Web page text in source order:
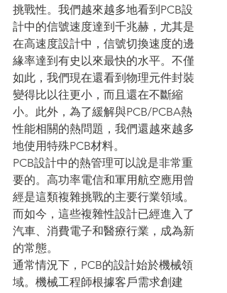
挑戰性。我們越來越多地看到PCB設
計中的信號速度達到千兆赫，尤其是
在高速度設計中，信號切換速度的邊
緣率達到有史以來最快的水平。不僅
如此，我們現在還看到物理元件封裝
變得比以往更小，而且還在不斷縮
小。此外，為了緩解與PCB/PCBA熱
性能相關的熱問題，我們還越來越多
地使用特殊PCB材料。
PCB設計中的熱管理可以說是非常重
要的。高功率電信和軍用航空應用曾
經是這類複雜挑戰的主要行業領域。
而如今，這些複雜性設計已經進入了
汽車、消費電子和醫療行業，成為新
的常態。
通常情況下，PCB的設計始於機械領
域。機械工程師根據客戶需求創建